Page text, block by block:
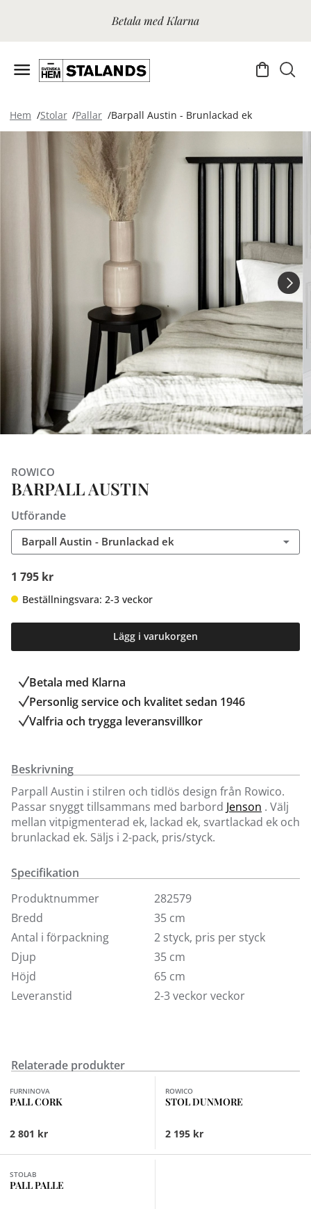
Betala med Klarna
Hem Stolar Pallar Barpall Austin - Brunlackad ek
ROWICO
BARPALL AUSTIN
Utförande
Barpall Austin - Brunlackad ek
1 795 kr
Beställningsvara: 2-3 veckor
Lägg i varukorgen
Betala med Klarna
Personlig service och kvalitet sedan 1946
Valfria och trygga leveransvillkor
Beskrivning
Parpall Austin i stilren och tidlös design från Rowico.
Passar snyggt tillsammans med barbord Jenson . Välj
mellan vitpigmenterad ek, lackad ek, svartlackad ek och
brunlackad ek. Säljs i 2-pack, pris/styck.
Specifikation
Produktnummer
282579
Bredd
35 cm
Antal i förpackning
2 styck, pris per styck
Djup
35 cm
Höjd
65 cm
Leveranstid
2-3 veckor veckor
Relaterade produkter
FURNINOVA
PALL CORK
2 801 kr
ROWICO
STOL DUNMORE
2 195 kr
STOLAB
PALL PALLE